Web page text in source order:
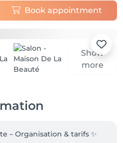
Book appointment
Show
more
– Organisation & tarifs ✨